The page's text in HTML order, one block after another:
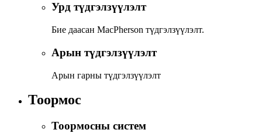
Урд түдгэлзүүлэлт
Бие даасан MacPherson түдгэлзүүлэлт.
Арын түдгэлзүүлэлт
Арын гарны түдгэлзүүлэлт
Тоормос
Тоормосны систем